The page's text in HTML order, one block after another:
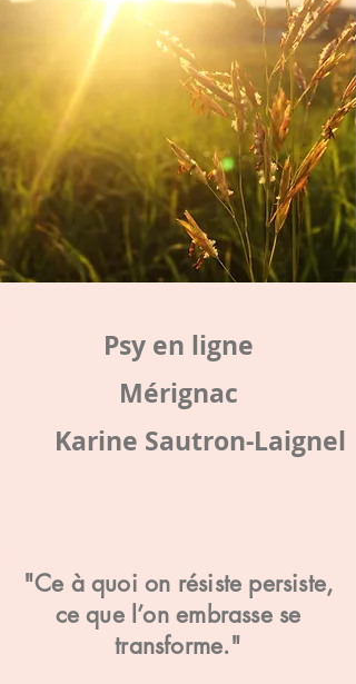
Psy en ligne
Mérignac
Karine Sautron-Laignel
"Ce à quoi on résiste persiste,
ce que l’on embrasse se
transforme."